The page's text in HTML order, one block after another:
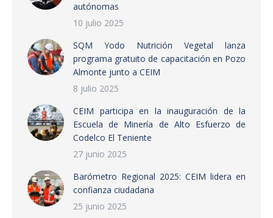
autónomas
10 julio 2025
SQM Yodo Nutrición Vegetal lanza
programa gratuito de capacitación en Pozo
Almonte junto a CEIM
8 julio 2025
CEIM participa en la inauguración de la
Escuela de Minería de Alto Esfuerzo de
Codelco El Teniente
27 junio 2025
Barómetro Regional 2025: CEIM lidera en
confianza ciudadana
25 junio 2025